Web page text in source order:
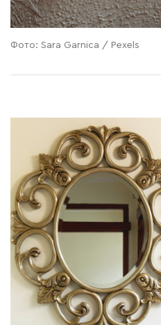
Фото: Sara Garnica / Pexels